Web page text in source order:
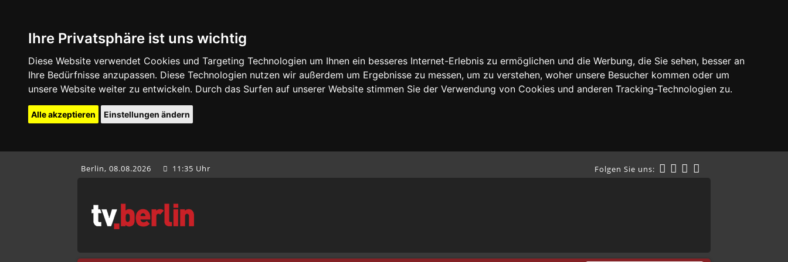
Ihre Privatsphäre ist uns wichtig
Diese Website verwendet Cookies und Targeting Technologien um Ihnen ein besseres Internet-Erlebnis zu ermöglichen und die Werbung, die Sie sehen, besser an
Ihre Bedürfnisse anzupassen. Diese Technologien nutzen wir außerdem um Ergebnisse zu messen, um zu verstehen, woher unsere Besucher kommen oder um
unsere Website weiter zu entwickeln. Durch das Surfen auf unserer Website stimmen Sie der Verwendung von Cookies und anderen Tracking-Technologien zu.
Alle akzeptieren Einstellungen ändern
Berlin, 08.08.2026 11:35 Uhr Folgen Sie uns: